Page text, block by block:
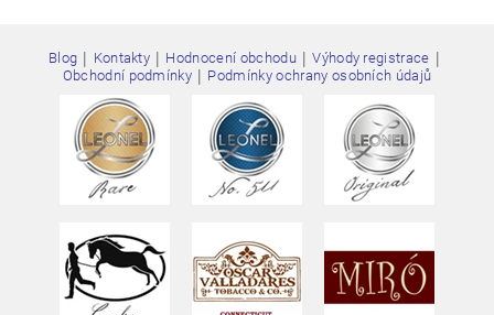
Blog Kontakty Hodnocení obchodu Výhody registrace
Obchodní podmínky Podmínky ochrany osobních údajů